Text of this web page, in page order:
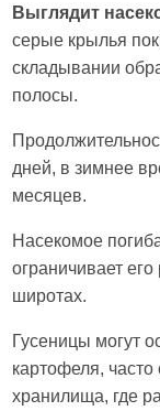
Выглядит
серые крылья
складывании
полосы.
дней, в зимнее
месяцев.
Насекомое
ограничивает
широтах.
Гусеницы могут
картофеля,
хранилища, где